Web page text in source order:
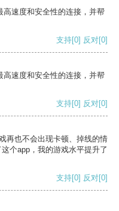
速度和安全性的连接，并帮
支持[0] 反对[0]
速度和安全性的连接，并帮
支持[0] 反对[0]
再也不会出现卡顿、掉线的情
个app，我的游戏水平提升了
支持[0] 反对[0]